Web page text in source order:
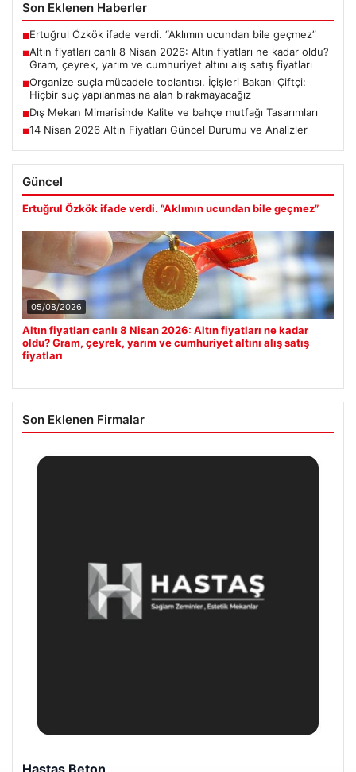
Son Eklenen Haberler
■Ertuğrul Özkök ifade verdi. “Aklımın ucundan bile geçmez”
■Altın fiyatları canlı 8 Nisan 2026: Altın fiyatları ne kadar oldu?
Gram, çeyrek, yarım ve cumhuriyet altını alış satış fiyatları
■Organize suçla mücadele toplantısı. İçişleri Bakanı Çiftçi:
Hiçbir suç yapılanmasına alan bırakmayacağız
■Dış Mekan Mimarisinde Kalite ve bahçe mutfağı Tasarımları
■14 Nisan 2026 Altın Fiyatları Güncel Durumu ve Analizler
Güncel
Ertuğrul Özkök ifade verdi. “Aklımın ucundan bile geçmez”
05/08/2026
Altın fiyatları canlı 8 Nisan 2026: Altın fiyatları ne kadar
oldu? Gram, çeyrek, yarım ve cumhuriyet altını alış satış
fiyatları
Son Eklenen Firmalar
Hastaş Beton